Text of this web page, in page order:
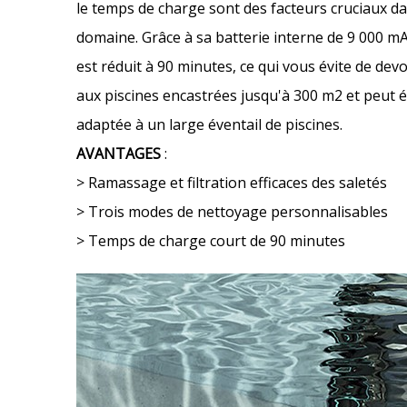
le temps de charge sont des facteurs cruciaux
domaine. Grâce à sa batterie interne de 9 000
est réduit à 90 minutes, ce qui vous évite de
aux piscines encastrées jusqu'à 300 m2 et
adaptée à un large éventail de piscines.
AVANTAGES:
> Ramassage et filtration efficaces des saletés
> Trois modes de nettoyage personnalisables
> Temps de charge court de 90 minutes